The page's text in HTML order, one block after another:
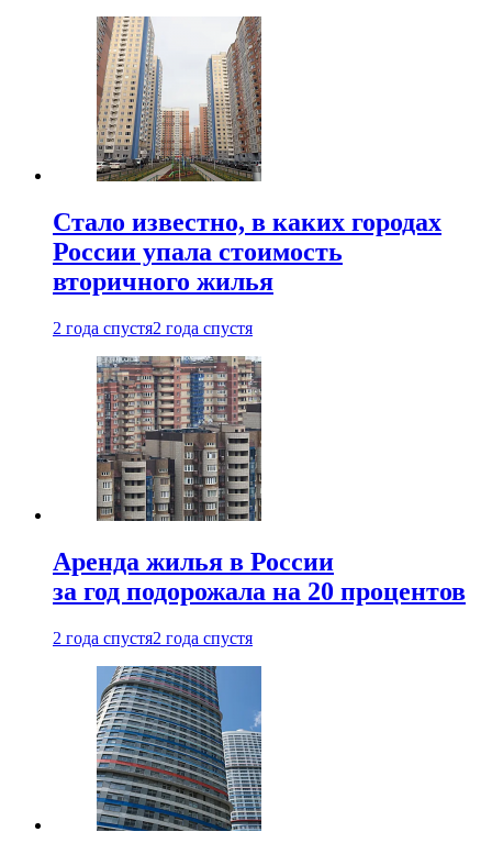
Стало известно, в каких городах
России упала стоимость
вторичного жилья
2 года спустя2 года спустя
Аренда жилья в России
за год подорожала на 20 процентов
2 года спустя2 года спустя